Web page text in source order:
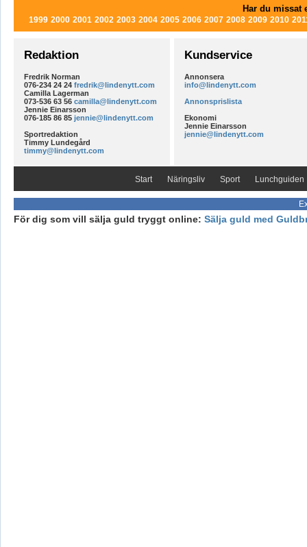
Har du missat
1999 2000 2001 2002 2003 2004 2005 2006 2007 2008 2009 2010
Redaktion
Fredrik Norman
076-234 24 24 fredrik@lindenytt.com
Camilla Lagerman
073-536 63 56 camilla@lindenytt.com
Jennie Einarsson
076-185 86 85 jennie@lindenytt.com
Sportredaktion
Timmy Lundegård
timmy@lindenytt.com
Kundservice
Annonsera
info@lindenytt.com
Annonsprislista
Ekonomi
Jennie Einarsson
jennie@lindenytt.com
Start Näringsliv Sport Lunchguiden
För dig som vill sälja guld tryggt online: Sälja guld med